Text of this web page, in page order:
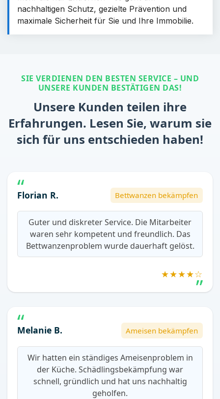
nachhaltigen Schutz, gezielte Prävention und
maximale Sicherheit für Sie und Ihre Immobilie.
SIE VERDIENEN DEN BESTEN SERVICE – UND
UNSERE KUNDEN BESTÄTIGEN DAS!
Unsere Kunden teilen ihre
Erfahrungen. Lesen Sie, warum sie
sich für uns entschieden haben!
Florian R. Bettwanzen bekämpfen
Guter und diskreter Service. Die Mitarbeiter
waren sehr kompetent und freundlich. Das
Bettwanzenproblem wurde dauerhaft gelöst.
★★★★☆
Melanie B. Ameisen bekämpfen
Wir hatten ein ständiges Ameisenproblem in
der Küche. Schädlingsbekämpfung war
schnell, gründlich und hat uns nachhaltig
geholfen.